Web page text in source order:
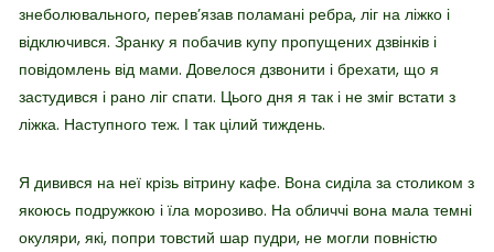
знеболювального, перев’язав поламані ребра, ліг на ліжко і
відключився. Зранку я побачив купу пропущених дзвінків і
повідомлень від мами. Довелося дзвонити і брехати, що я
застудився і рано ліг спати. Цього дня я так і не зміг встати з
ліжка. Наступного теж. І так цілий тиждень.
Я дивився на неї крізь вітрину кафе. Вона сиділа за столиком з
якоюсь подружкою і їла морозиво. На обличчі вона мала темні
окуляри, які, попри товстий шар пудри, не могли повністю